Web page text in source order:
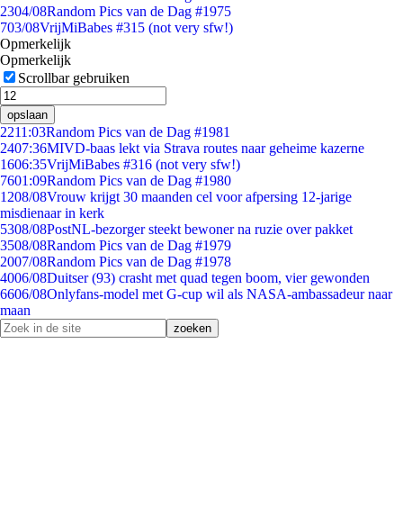
2304/08Random Pics van de Dag #1975
703/08VrijMiBabes #315 (not very sfw!)
Opmerkelijk
Opmerkelijk
Scrollbar gebruiken
opslaan
2211:03Random Pics van de Dag #1981
2407:36MIVD-baas lekt via Strava routes naar geheime kazerne
1606:35VrijMiBabes #316 (not very sfw!)
7601:09Random Pics van de Dag #1980
1208/08Vrouw krijgt 30 maanden cel voor afpersing 12-jarige
misdienaar in kerk
5308/08PostNL-bezorger steekt bewoner na ruzie over pakket
3508/08Random Pics van de Dag #1979
2007/08Random Pics van de Dag #1978
4006/08Duitser (93) crasht met quad tegen boom, vier gewonden
6606/08Onlyfans-model met G-cup wil als NASA-ambassadeur naar
maan